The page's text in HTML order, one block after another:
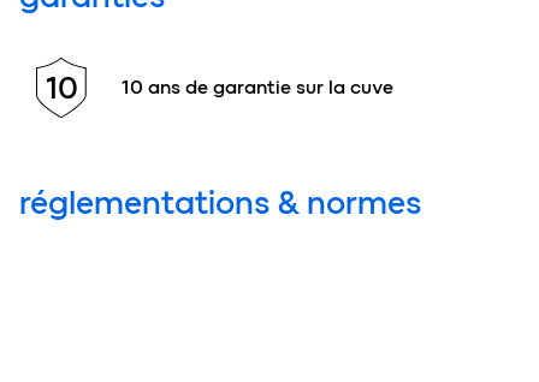
10 10 ans de garantie sur la cuve
réglementations & normes